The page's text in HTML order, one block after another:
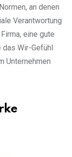
an denen
Verantwortung
eine gute
Wir-Gefühl
Unternehmen